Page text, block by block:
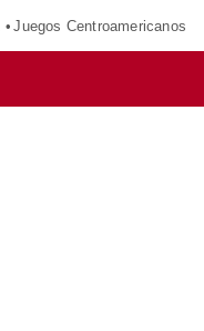
Juegos Centroamericanos